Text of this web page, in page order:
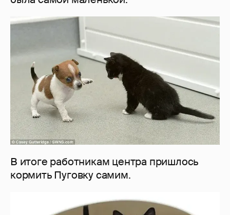
В итоге работникам центра пришлось
кормить Пуговку самим.